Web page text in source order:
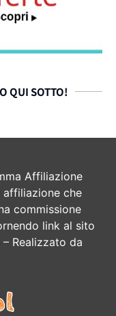
QUI SOTTO!
Affiliazione
affiliazione che
commissione
link al sito
Realizzato da